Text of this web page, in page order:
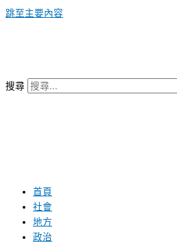
跳至主要內容
搜尋
首頁
社會
地方
政治